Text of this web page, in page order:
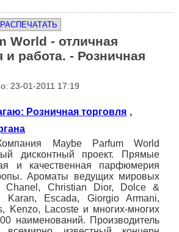
РАСПЕЧАТАТЬ
World - отличная
работа. - Розничная
23-01-2011 17:19
Розничная торговля ,
Maybe Parfum World
дисконтный проект. Прямые
и качественная парфюмерия
Ароматы ведущих мировых
Chanel, Christian Dior, Dolce &
Karan, Escada, Giorgio Armani,
Kenzo, Lacoste и многих-многих
наименований. Производитель